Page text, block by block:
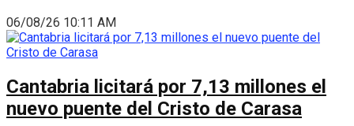
06/08/26 10:11 AM
Cantabria licitará por 7,13 millones el
nuevo puente del Cristo de Carasa